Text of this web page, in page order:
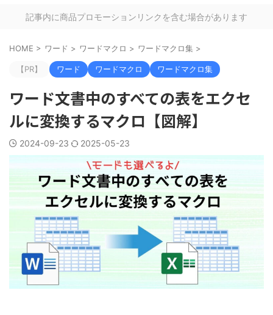
記事内に商品プロモーションリンクを含む場合があります
HOME > ワード > ワードマクロ > ワードマクロ集 >
【PR】 ワード ワードマクロ ワードマクロ集
ワード文書中のすべての表をエクセ
ルに変換するマクロ【図解】
2024-09-23 2025-05-23